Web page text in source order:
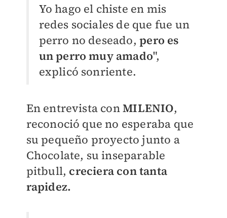
Yo hago el chiste en mis
redes sociales de que fue un
perro no deseado, pero es
un perro muy amado",
explicó sonriente.
En entrevista conMILENIO,
reconoció que no esperaba que
su pequeño proyecto junto a
Chocolate, su inseparable
pitbull, creciera con tanta
rapidez.